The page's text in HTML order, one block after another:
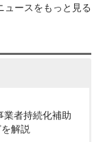
ュースをもっと見る
業者持続化補助
解説